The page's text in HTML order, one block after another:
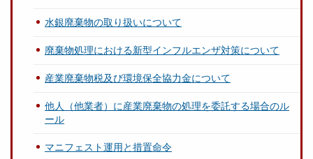
水銀廃棄物の取り扱いについて
廃棄物処理における新型インフルエンザ対策について
産業廃棄物税及び環境保全協力金について
他人（他業者）に産業廃棄物の処理を委託する場合のル
ール
マニフェスト運用と措置命令